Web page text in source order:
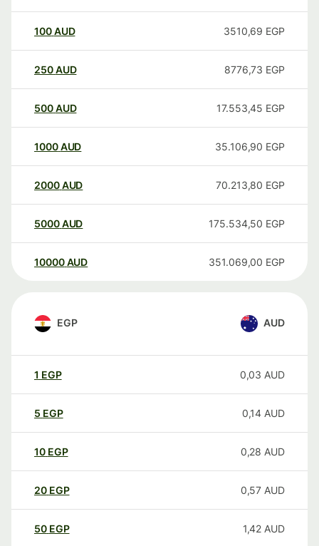
100AUD 3510,69 EGP
250AUD 8776,73 EGP
500AUD 17.553,45 EGP
1000AUD 35.106,90 EGP
2000AUD 70.213,80 EGP
5000AUD 175.534,50 EGP
10000 AUD 351.069,00 EGP
EGP AUD
1 EGP 0,03 AUD
5 EGP 0,14 AUD
10 EGP 0,28 AUD
20 EGP 0,57 AUD
50 EGP 1,42 AUD